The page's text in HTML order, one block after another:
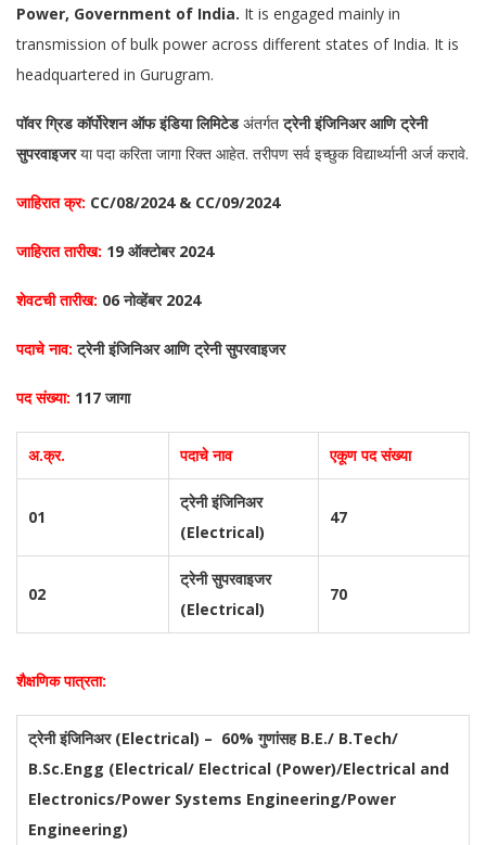
Power, Government of India. It is engaged mainly in
transmission of bulk power across different states of India. It is
headquartered in Gurugram.
पॉवर ग्रिड कॉर्पोरेशन ऑफ इंडिया लिमिटेडअंतर्गतट्रेनी इंजिनिअर आणि ट्रेनी
सुपरवाइजरया पदा करिता जागा रिक्त आहेत. तरीपण सर्व इच्छुक विद्यार्थ्यानी अर्ज करावे.
जाहिरात क्र: CC/08/2024 & CC/09/2024
जाहिरात तारीख: 19 ऑक्टोबर 2024
शेवटची तारीख: 06 नोव्हेंबर 2024
पदाचे नाव:ट्रेनी इंजिनिअर आणि ट्रेनी सुपरवाइजर
पद संख्या: 117 जागा
अ.क्र. पदाचे नाव एकूण पद संख्या
01
ट्रेनी इंजिनिअर
(Electrical)
47
02
ट्रेनी सुपरवाइजर
(Electrical)
70
शैक्षणिक पात्रता:
ट्रेनी इंजिनिअर (Electrical) – 60% गुणांसह B.E./ B.Tech/
B.Sc.Engg (Electrical/ Electrical (Power)/Electrical and
Electronics/Power Systems Engineering/Power
Engineering)